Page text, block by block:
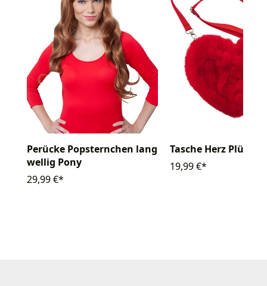
Perücke Popsternchen lang
wellig Pony
29,99 €*
Tasche Herz Plüsch
19,99 €*